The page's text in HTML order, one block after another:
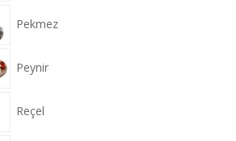
Pekmez
Peynir
Reçel